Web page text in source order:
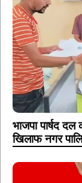
भाजपा पार्षद
खिलाफ नगर